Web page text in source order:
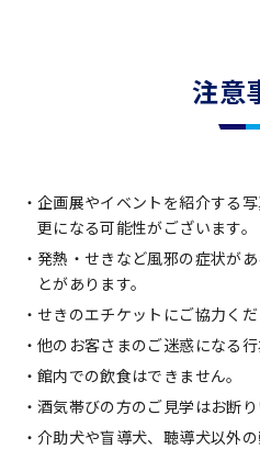
注意
企画展やイベントを紹介する
更になる可能性がございます。
発熱・せきなど風邪の症状が
とがあります。
せきのエチケットにご協力くだ
他のお客さまのご迷惑になる行
館内での飲食はできません。
酒気帯びの方のご見学はお断り
介助犬や盲導犬、聴導犬以外